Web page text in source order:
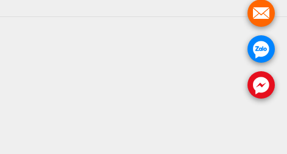
.
.
.